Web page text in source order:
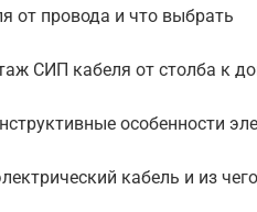
от провода и что выбрать
СИП кабеля от столба к
особенности
кабель и из